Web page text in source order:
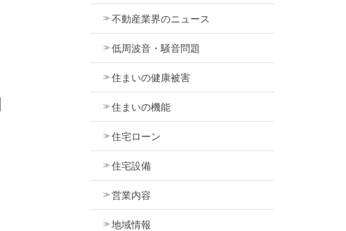
不動産業界のニュース
低周波音・騒音問題
住まいの健康被害
住まいの機能
住宅ローン
住宅設備
営業内容
地域情報